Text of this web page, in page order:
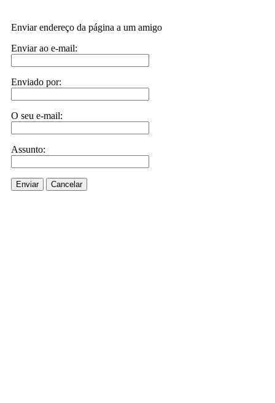
Enviar endereço da página a um amigo
Enviar ao e-mail:
Enviado por:
O seu e-mail:
Assunto:
Enviar Cancelar